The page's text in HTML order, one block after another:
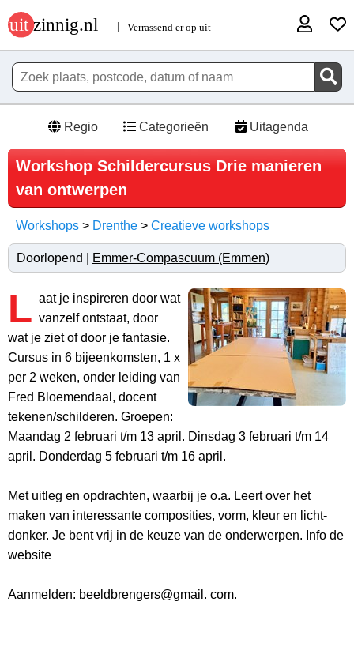
Regio Categorieën Uitagenda
Workshop Schildercursus Drie manieren
van ontwerpen
Workshops > Drenthe > Creatieve workshops
Doorlopend | Emmer-Compascuum (Emmen)
L aat je inspireren door wat
vanzelf ontstaat, door
wat je ziet of door je fantasie.
Cursus in 6 bijeenkomsten, 1 x
per 2 weken, onder leiding van
Fred Bloemendaal, docent
tekenen/schilderen. Groepen:
Maandag 2 februari t/m 13 april. Dinsdag 3 februari t/m 14
april. Donderdag 5 februari t/m 16 april.
Met uitleg en opdrachten, waarbij je o.a. Leert over het
maken van interessante composities, vorm, kleur en licht-
donker. Je bent vrij in de keuze van de onderwerpen. Info de
website
Aanmelden: beeldbrengers@gmail. com.